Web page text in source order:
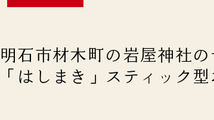
明石市材木町の岩屋神社
「はしまき」スティック